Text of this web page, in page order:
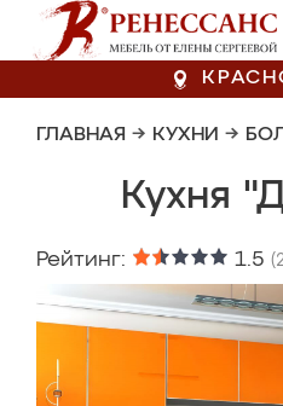
ГЛАВНАЯ → КУХНИ →
Кухня
Рейтинг: 1.5 (